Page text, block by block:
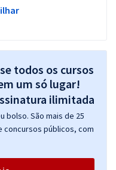
todos os cursos
um só lugar!
bolso. São mais de 25
concursos públicos, com